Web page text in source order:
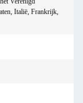
Italië, Frankrijk,